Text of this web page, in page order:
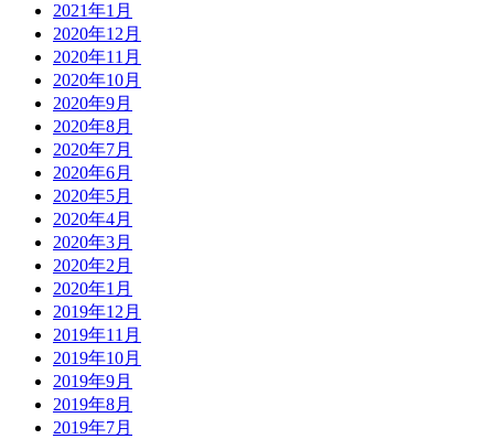
2021年1月
2020年12月
2020年11月
2020年10月
2020年9月
2020年8月
2020年7月
2020年6月
2020年5月
2020年4月
2020年3月
2020年2月
2020年1月
2019年12月
2019年11月
2019年10月
2019年9月
2019年8月
2019年7月